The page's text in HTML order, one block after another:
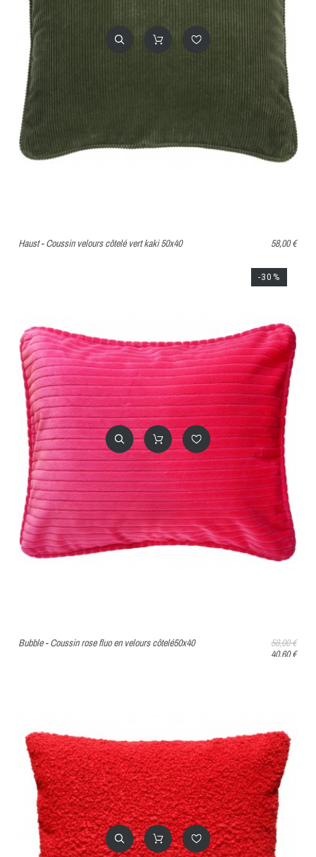
Haust - Coussin velours côtelé vert kaki 50x40 58,00 €
Bubble - Coussin rose fluo en velours côtelé50x40
58,00 €
40,60 €
-30%